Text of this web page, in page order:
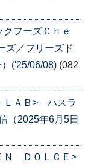
フーズＣｈｅ
／フリーズド
('25/06/08) (082
ＬＡＢ> ハスラ
（2025年6月5日
Ｎ ＤＯＬＣＥ>